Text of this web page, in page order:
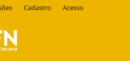
Cadastro Acesso